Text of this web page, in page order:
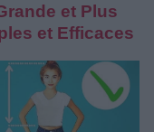
et Plus
et Efficaces